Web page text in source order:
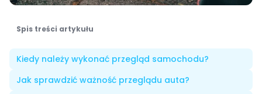
Spis treści artykułu
Kiedy należy wykonać przegląd samochodu?
Jak sprawdzić ważność przeglądu auta?